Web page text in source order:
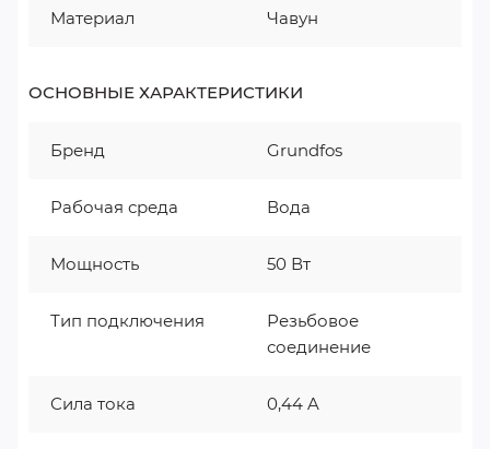
Материал Чавун
ОСНОВНЫЕ ХАРАКТЕРИСТИКИ
Бренд Grundfos
Рабочая среда Вода
Мощность 50 Вт
Тип подключения
Резьбовое
соединение
Сила тока 0,44 A